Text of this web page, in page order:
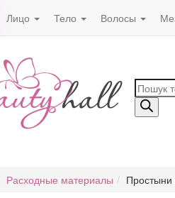
Лицо Тело Волосы
Поиск
Расходные материалы Простыни